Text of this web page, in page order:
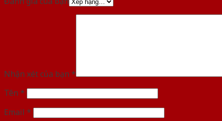
Nhận xét của bạn *
Tên *
Email *